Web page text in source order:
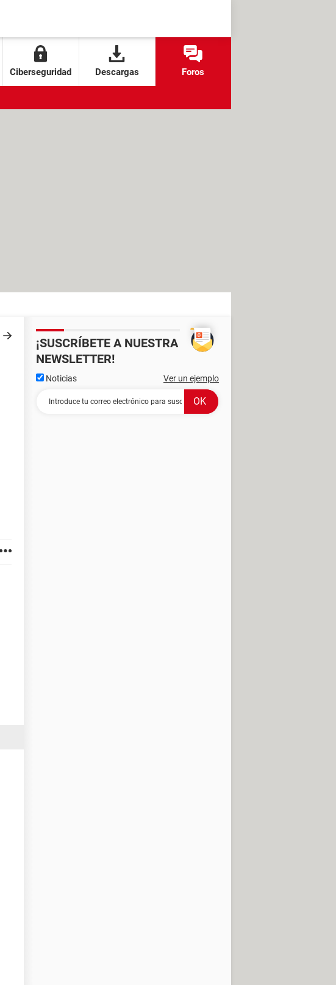
Ciberseguridad Descargas Foros
¡SUSCRÍBETE A NUESTRA
NEWSLETTER!
Noticias Ver un ejemplo